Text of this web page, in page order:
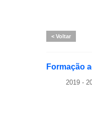
Voltar
Formação
2019 -